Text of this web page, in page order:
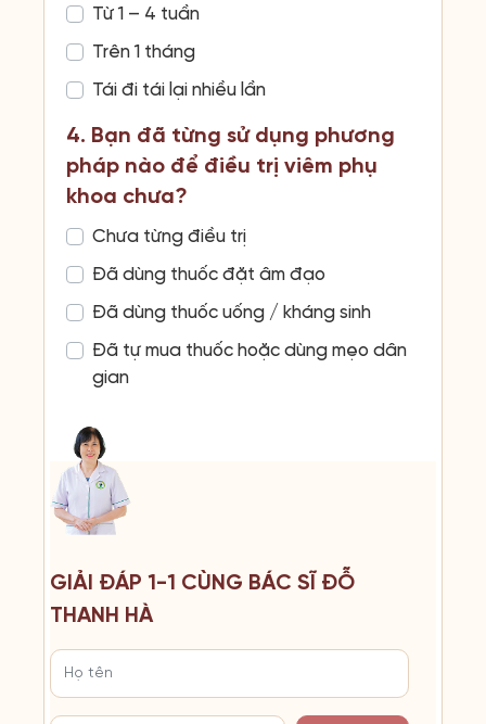
Từ 1 – 4 tuần
Trên 1 tháng
Tái đi tái lại nhiều lần
4. Bạn đã từng sử dụng phương
pháp nào để điều trị viêm phụ
khoa chưa?
Chưa từng điều trị
Đã dùng thuốc đặt âm đạo
Đã dùng thuốc uống / kháng sinh
Đã tự mua thuốc hoặc dùng mẹo dân
gian
GIẢI ĐÁP 1-1 CÙNG BÁC SĨ ĐỖ
THANH HÀ